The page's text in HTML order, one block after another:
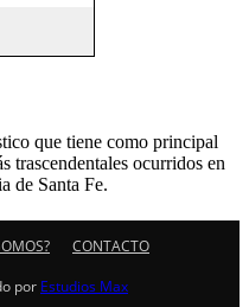
que tiene como principal
trascendentales ocurridos en
de Santa Fe.
CONTACTO
por Estudios Max